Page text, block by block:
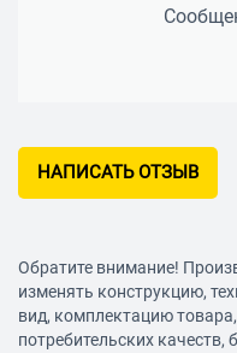
НАПИСАТЬ ОТЗЫВ
Обратите внимание!
изменять конструкцию,
вид, комплектацию
потребительских качеств,